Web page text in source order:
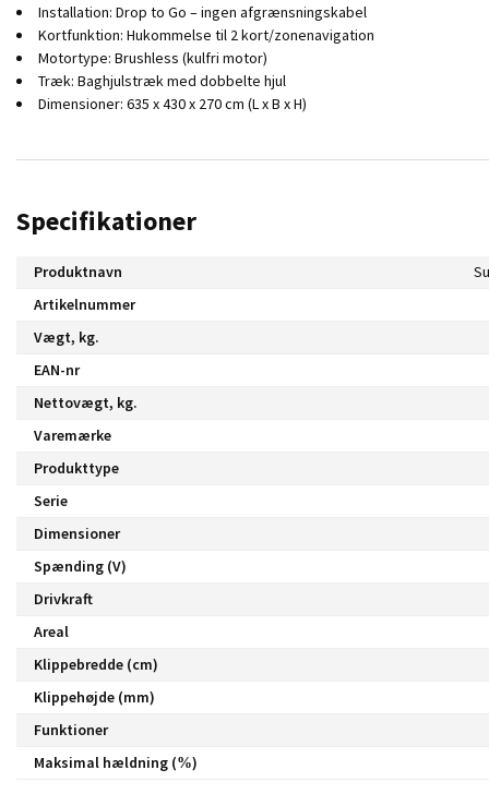
Installation: Drop to Go – ingen afgrænsningskabel
Kortfunktion: Hukommelse til 2 kort/zonenavigation
Motortype: Brushless (kulfri motor)
Træk: Baghjulstræk med dobbelte hjul
Dimensioner: 635 x 430 x 270 cm (L x B x H)
Specifikationer
Produktnavn
Artikelnummer
Vægt, kg.
EAN-nr
Nettovægt, kg.
Varemærke
Produkttype
Serie
Dimensioner
Spænding (V)
Drivkraft
Areal
Klippebredde (cm)
Klippehøjde (mm)
Funktioner
Maksimal hældning (%)